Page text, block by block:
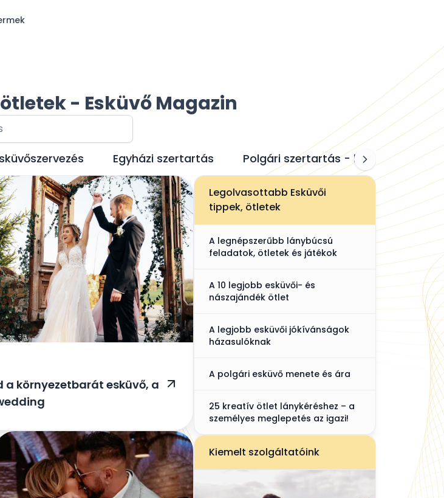
- Esküvő Magazin
Egyházi szertartás Polgári szertartás - házasságkötés
a környezetbarát esküvő, a
Legolvasottabb Esküvői
tippek, ötletek
A legnépszerűbb lánybúcsú
feladatok, ötletek és játékok
A 10 legjobb esküvői- és
nászajándék ötlet
A legjobb esküvői jókívánságok
házasulóknak
A polgári esküvő menete és ára
25 kreatív ötlet lánykéréshez – a
személyes meglepetés az igazi!
Kiemelt szolgáltatóink